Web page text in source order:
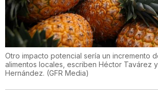
Otro impacto potencial sería un incremento
alimentos locales, escriben Héctor Tavárez
Hernández. (GFR Media)